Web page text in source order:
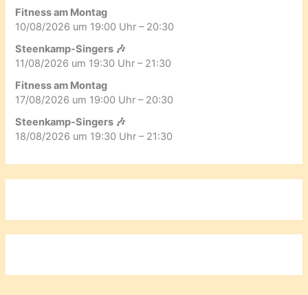
Fitness am Montag
10/08/2026 um 19:00 Uhr – 20:30
Steenkamp-Singers 🎶
11/08/2026 um 19:30 Uhr – 21:30
Fitness am Montag
17/08/2026 um 19:00 Uhr – 20:30
Steenkamp-Singers 🎶
18/08/2026 um 19:30 Uhr – 21:30